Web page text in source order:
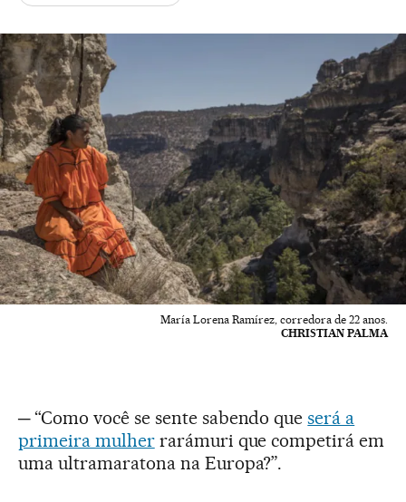
María Lorena Ramírez, corredora de 22 anos.
CHRISTIAN PALMA
─ “Como você se sente sabendo queserá a
primeira mulherrarámuri que competirá em
uma ultramaratona na Europa?”.